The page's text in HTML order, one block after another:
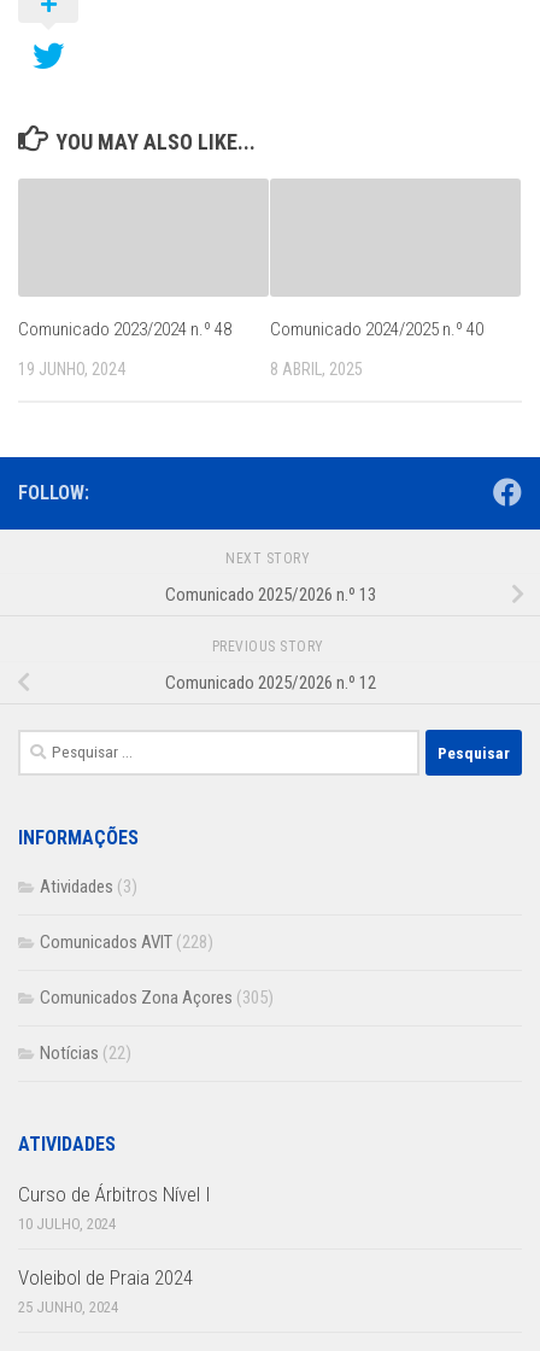
YOU MAY ALSO LIKE...
Comunicado 2023/2024 n.º 48
19 JUNHO, 2024
Comunicado 2024/2025 n.º 40
8 ABRIL, 2025
FOLLOW:
NEXT STORY
Comunicado 2025/2026 n.º 13
PREVIOUS STORY
Comunicado 2025/2026 n.º 12
Pesquisar
por:
INFORMAÇÕES
Atividades (3)
Comunicados AVIT (228)
Comunicados Zona Açores (305)
Notícias (22)
ATIVIDADES
Curso de Árbitros Nível I
10 JULHO, 2024
Voleibol de Praia 2024
25 JUNHO, 2024